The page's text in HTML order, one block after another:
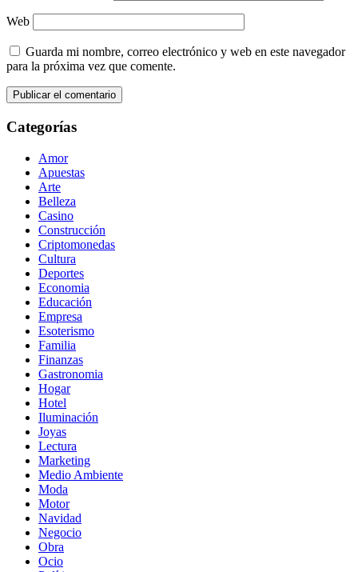
Web
Guarda mi nombre, correo electrónico y web en este navegador
para la próxima vez que comente.
Categorías
Amor
Apuestas
Arte
Belleza
Casino
Construcción
Criptomonedas
Cultura
Deportes
Economia
Educación
Empresa
Esoterismo
Familia
Finanzas
Gastronomia
Hogar
Hotel
Iluminación
Joyas
Lectura
Marketing
Medio Ambiente
Moda
Motor
Navidad
Negocio
Obra
Ocio